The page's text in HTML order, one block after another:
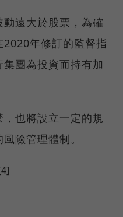
遠大於股票，為確
年修訂的監督指
團為投資而持有加
也將設立一定的規
險管理體制。